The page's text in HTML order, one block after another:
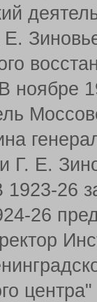
Е.
ноябре
Г. Е.
1923-26
26